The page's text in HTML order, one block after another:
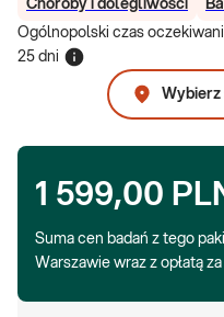
Choroby i dolegliwości
Ogólnopolski czas
25 dni
Wybierz
1 599,00
Suma cen badań z tego
Warszawie wraz z opłatą